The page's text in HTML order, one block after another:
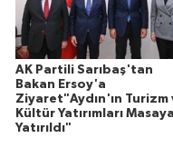
AK Partili Sarıbaş'tan
Bakan Ersoy'a
Ziyaret"Aydın'ın Turizm
Kültür Yatırımları Masaya
Yatırıldı"